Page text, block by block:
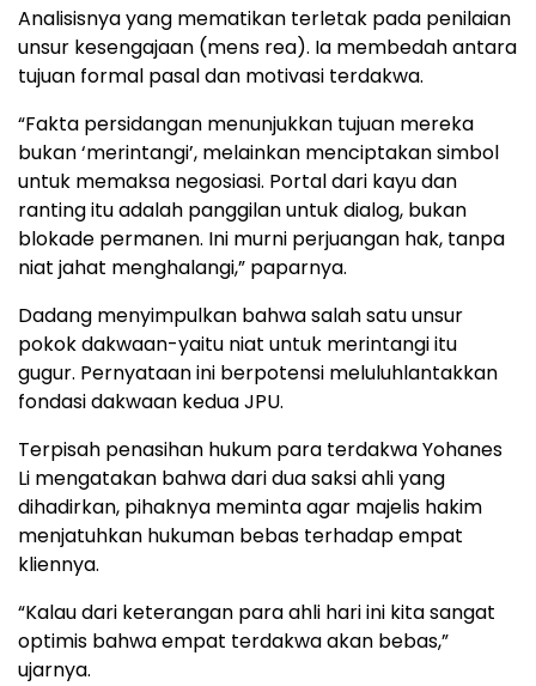
Analisisnya yang mematikan terletak pada penilaian
unsur kesengajaan (mens rea). Ia membedah antara
tujuan formal pasal dan motivasi terdakwa.
“Fakta persidangan menunjukkan tujuan mereka
bukan ‘merintangi’, melainkan menciptakan simbol
untuk memaksa negosiasi. Portal dari kayu dan
ranting itu adalah panggilan untuk dialog, bukan
blokade permanen. Ini murni perjuangan hak, tanpa
niat jahat menghalangi,” paparnya.
Dadang menyimpulkan bahwa salah satu unsur
pokok dakwaan-yaitu niat untuk merintangi itu
gugur. Pernyataan ini berpotensi meluluhlantakkan
fondasi dakwaan kedua JPU.
Terpisah penasihan hukum para terdakwa Yohanes
Li mengatakan bahwa dari dua saksi ahli yang
dihadirkan, pihaknya meminta agar majelis hakim
menjatuhkan hukuman bebas terhadap empat
kliennya.
“Kalau dari keterangan para ahli hari ini kita sangat
optimis bahwa empat terdakwa akan bebas,”
ujarnya.